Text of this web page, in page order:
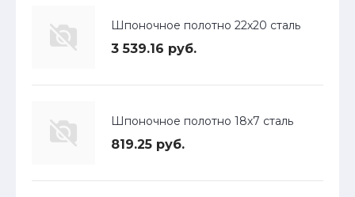
Шпоночное полотно 22х20 сталь
3 539.16 руб.
Шпоночное полотно 18х7 сталь
819.25 руб.